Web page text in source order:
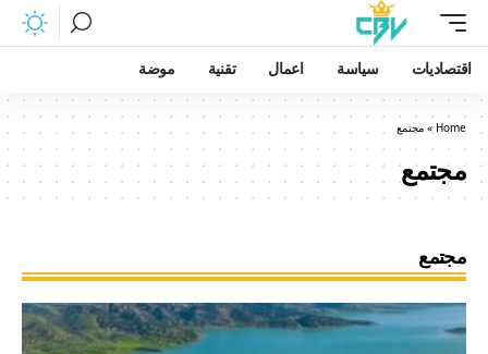
اقتصاديات سياسة اعمال تقنية موضة
Home
» مجتمع
مجتمع
مجتمع